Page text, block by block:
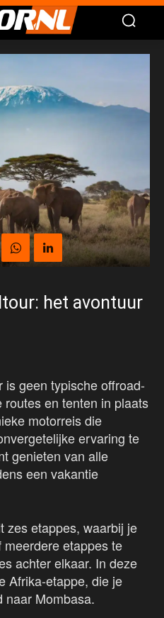
het avontuur
is geen typische offroad-
en tenten in plaats
motorreis die
ervaring te
genieten van alle
een vakantie
zes etappes, waarbij je
etappes te
achter elkaar. In deze
Afrika-etappe, die je
naar Mombasa.